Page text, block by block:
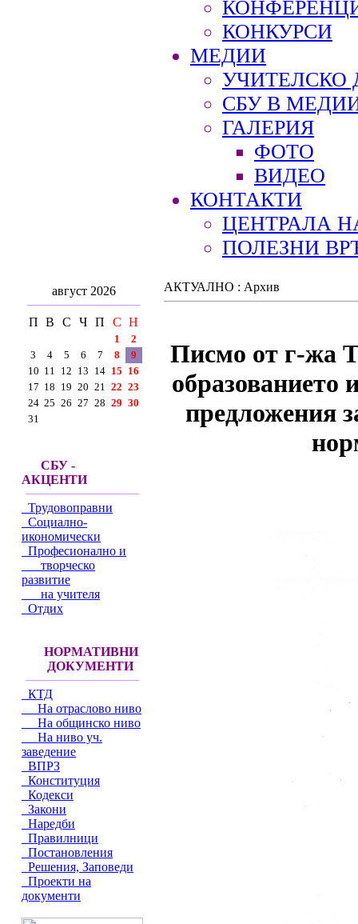
КОНКУРСИ
МЕДИИ
УЧИТЕЛСКО
СБУ В
ГАЛЕРИЯ
ФОТО
ВИДЕО
КОНТАКТИ
ЦЕНТРАЛА
ПОЛЕЗНИ
август 2026
П В С Ч П С Н
1
2
3
4 5 6 7 8
9
10 11 12 13 14 15 16
17 18 19 20 21 22 23
24 25 26 27 28 29 30
31
СБУ -
АКЦЕНТИ
Трудовоправни
Социално-
икономически
Професионално и
творческо
развитие
на учителя
Отдих
НОРМАТИВНИ
ДОКУМЕНТИ
КТД
На отраслово ниво
На общинско ниво
На ниво уч.
заведение
ВПРЗ
Конституция
Кодекси
Закони
Наредби
Правилници
Постановления
Решения, Заповеди
Проекти на
документи
АКТУАЛНО : Архив
Писмо от г-жа
образованието
предложения